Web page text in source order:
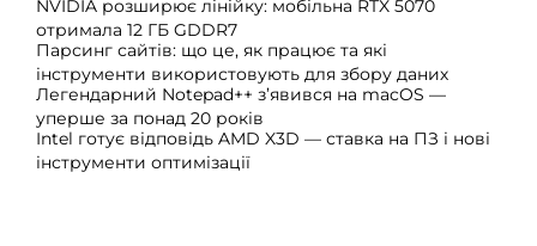
NVIDIA розширює лінійку: мобільна RTX 5070
отримала 12 ГБ GDDR7
Парсинг сайтів: що це, як працює та які
інструменти використовують для збору даних
Легендарний Notepad++ з’явився на macOS —
уперше за понад 20 років
Intel готує відповідь AMD X3D — ставка на ПЗ і нові
інструменти оптимізації